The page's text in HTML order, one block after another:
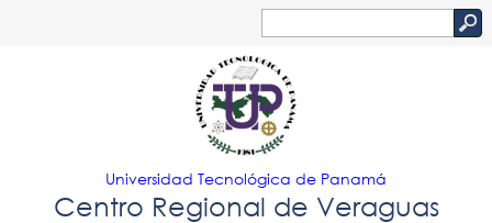
Jump to navigation
de
búsqueda
Universidad Tecnológica de Panamá
Centro Regional de Veraguas